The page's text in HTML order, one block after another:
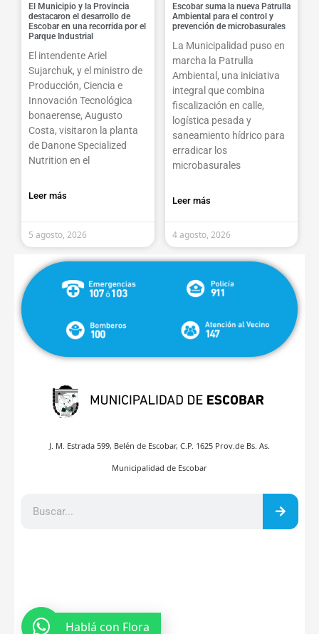
El Municipio y la Provincia
destacaron el desarrollo de
Escobar en una recorrida por el
Parque Industrial
El intendente Ariel
Sujarchuk, y el ministro de
Producción, Ciencia e
Innovación Tecnológica
bonaerense, Augusto
Costa, visitaron la planta
de Danone Specialized
Nutrition en el
Leer más
5 agosto, 2026
Escobar suma la nueva Patrulla
Ambiental para el control y
prevención de microbasurales
La Municipalidad puso en
marcha la Patrulla
Ambiental, una iniciativa
integral que combina
fiscalización en calle,
logística pesada y
saneamiento hídrico para
erradicar los
microbasurales
Leer más
4 agosto, 2026
J. M. Estrada 599, Belén de Escobar, C.P. 1625 Prov.de Bs. As.
Municipalidad de Escobar
Hablá con Flora